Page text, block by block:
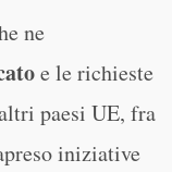
ne
e le richieste
paesi UE, fra
iniziative